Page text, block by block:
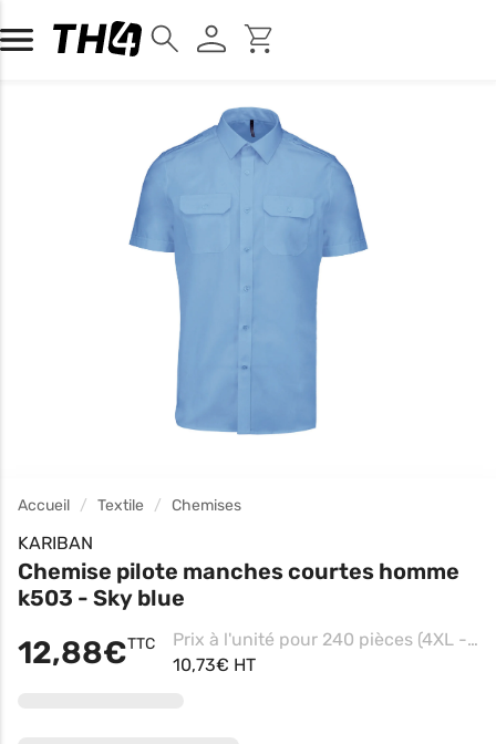
Accueil Textile Chemises
KARIBAN
Chemise pilote manches courtes homme
k503 - Sky blue
12,88€TTC
Prix à l'unité pour 240 pièces (4XL - White)
10,73€ HT